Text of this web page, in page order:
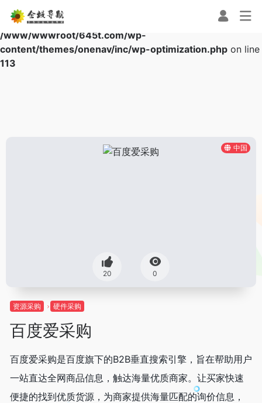
Warning: Array to string conversion in
/www/wwwroot/645t.com/wp-
content/themes/onenav/inc/wp-optimization.php on line
113
中国
20 0
资源采购 硬件采购
百度爱采购
百度爱采购是百度旗下的B2B垂直搜索引擎，旨在帮助用户
一站直达全网商品信息，触达海量优质商家。让买家快速
便捷的找到优质货源，为商家提供海量匹配的询价信息，